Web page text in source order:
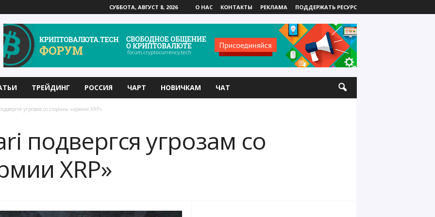
СУББОТА, АВГУСТ 8, 2026 О НАС КОНТАКТЫ РЕКЛАМА ПОДДЕРЖАТЬ РЕСУРС
ТРЕЙДИНГ РОССИЯ ЧАРТ НОВИЧКАМ ЧАТ
угрозам со стороны «армии XRP»
подвергся угрозам со
XRP»